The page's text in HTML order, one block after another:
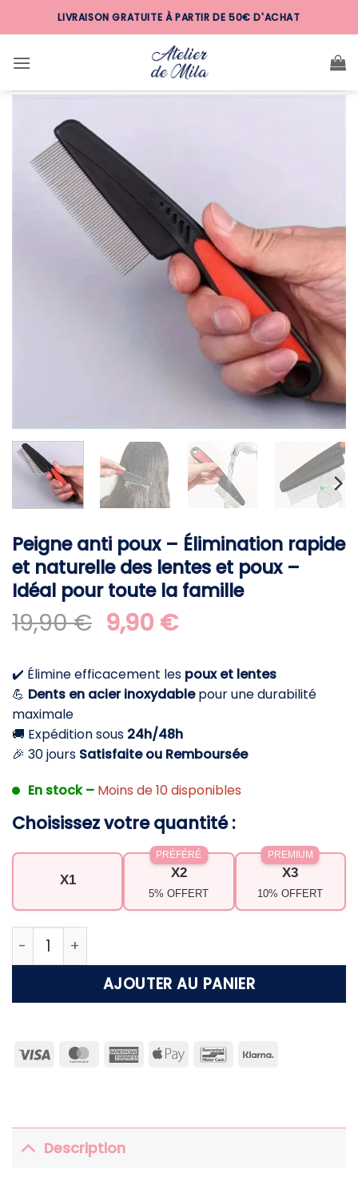
LIVRAISON GRATUITE À PARTIR DE 50€ D'ACHAT
Peigne anti poux – Élimination rapide
et naturelle des lentes et poux –
Idéal pour toute la famille
19,90€ Le
prix
initial
était :
19,90 €.
9,90 €Le
actuel
est :
9,90 €.
✔️ Élimine efficacement les poux et lentes
💪 Dents en acier inoxydablepour une durabilité
maximale
🚚 Expédition sous 24h/48h
🎉 30 jours Satisfaite ou Remboursée
En stock – Moins de 10 disponibles
Choisissez votre quantité :
X1 X2
5% OFFERT
PRÉFÉRÉ
X3
10% OFFERT
PREMIUM
quantité de Peigne anti poux – Élimination
AJOUTER AU PANIER
Visa MasterCardAmericanApple
Bancontact
Klarna
Description